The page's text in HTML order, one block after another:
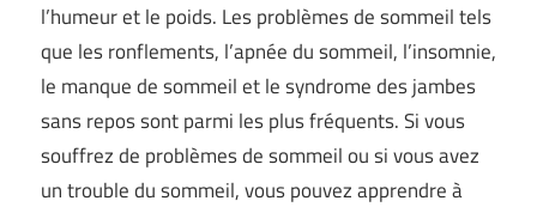
l’humeur et le poids. Les problèmes de sommeil tels
que les ronflements, l’apnée du sommeil, l’insomnie,
le manque de sommeil et le syndrome des jambes
sans repos sont parmi les plus fréquents. Si vous
souffrez de problèmes de sommeil ou si vous avez
un trouble du sommeil, vous pouvez apprendre à